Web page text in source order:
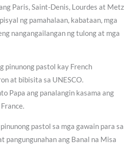
Paris, Saint-Denis, Lourdes at Metz
ng pamahalaan, kabataan, mga
nangangailangan ng tulong at mga
pinunong pastol kay French
at bibisita sa UNESCO.
Papa ang panalangin kasama ang
pastol sa mga gawain para sa
pangungunahan ang Banal na Misa